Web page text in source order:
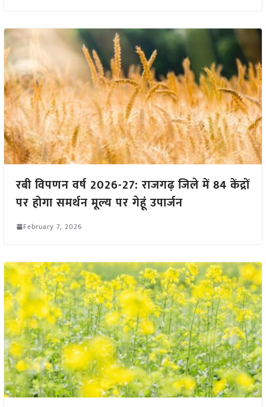
रबी विपणन वर्ष 2026-27: राजगढ़ जिले में 84 केंद्रों
पर होगा समर्थन मूल्य पर गेहूं उपार्जन
February 7, 2026